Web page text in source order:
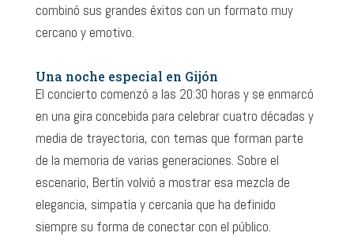
combinó sus grandes éxitos con un formato muy
cercano y emotivo.
Una noche especial en Gijón
El concierto comenzó a las 20:30 horas y se enmarcó
en una gira concebida para celebrar cuatro décadas y
media de trayectoria, con temas que forman parte
de la memoria de varias generaciones. Sobre el
escenario, Bertín volvió a mostrar esa mezcla de
elegancia, simpatía y cercanía que ha definido
siempre su forma de conectar con el público.